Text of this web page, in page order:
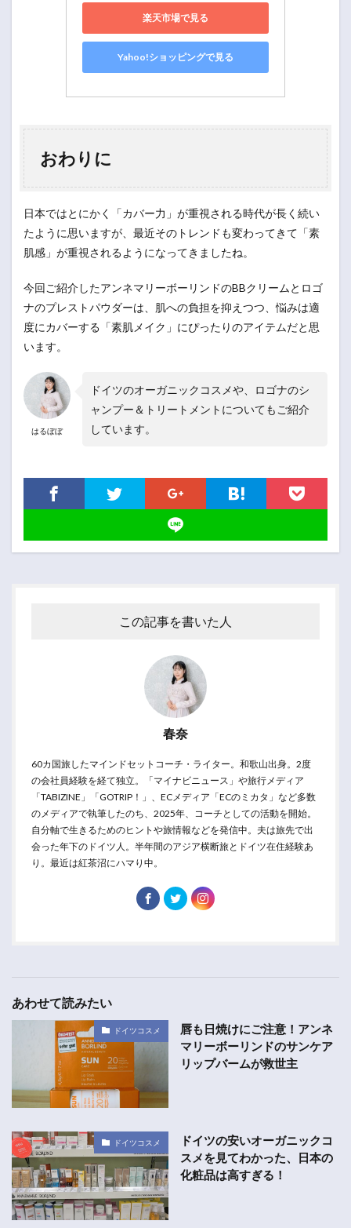
楽天市場で見る
Yahoo!ショッピングで見る
おわりに
日本ではとにかく「カバー力」が重視される時代が長く続い
たように思いますが、最近そのトレンドも変わってきて「素
肌感」が重視されるようになってきましたね。
今回ご紹介したアンネマリーボーリンドのBBクリームとロゴ
ナのプレストパウダーは、肌への負担を抑えつつ、悩みは適
度にカバーする「素肌メイク」にぴったりのアイテムだと思
います。
はるぼぼ
ドイツのオーガニックコスメや、ロゴナのシ
ャンプー＆トリートメントについてもご紹介
しています。
この記事を書いた人
春奈
60カ国旅したマインドセットコーチ・ライター。和歌山出身。2度
の会社員経験を経て独立。「マイナビニュース」や旅行メディア
「TABIZINE」「GOTRIP！」、ECメディア「ECのミカタ」など多数
のメディアで執筆したのち、2025年、コーチとしての活動を開始。
自分軸で生きるためのヒントや旅情報などを発信中。夫は旅先で出
会った年下のドイツ人。半年間のアジア横断旅とドイツ在住経験あ
り。最近は紅茶沼にハマり中。
あわせて読みたい
ドイツコスメ
唇も日焼けにご注意！アンネ
マリーボーリンドのサンケア
リップバームが救世主
ドイツコスメ
ドイツの安いオーガニックコ
スメを見てわかった、日本の
化粧品は高すぎる！